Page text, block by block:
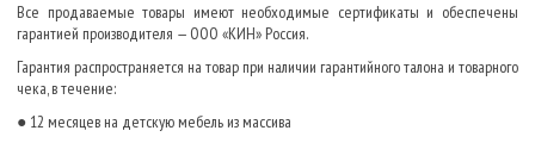
Все продаваемые товары имеют необходимые сертификаты и обеспечены
гарантией производителя — ООО «КИН» Россия.
Гарантия распространяется на товар при наличии гарантийного талона и товарного
чека, в течение:
● 12 месяцев на детскую мебель из массива